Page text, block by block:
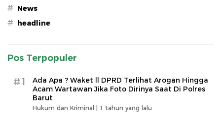
# News
# headline
Pos Terpopuler
#1
Ada Apa ? Waket ll DPRD Terlihat Arogan Hingga
Acam Wartawan Jika Foto Dirinya Saat Di Polres
Barut
Hukum dan Kriminal | 1 tahun yang lalu